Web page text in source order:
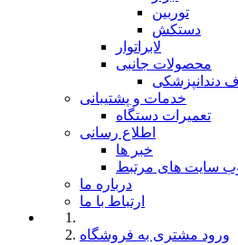
توربین
دستکش
لابراتوار
محصولات جانبی
دندانپزشکی
خدمات و پشتیبانی
تعمیرات دستگاه
اطلاع رسانی
خبر ها
سایت های مرتبط
درباره ما
ارتباط با ما
ورود مشتری به فروشگاه